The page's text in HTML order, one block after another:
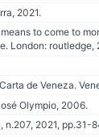
2021.
to come to
London: routledge,
de Veneza.
Olympio, 2006.
n.207, 2021, pp.31-